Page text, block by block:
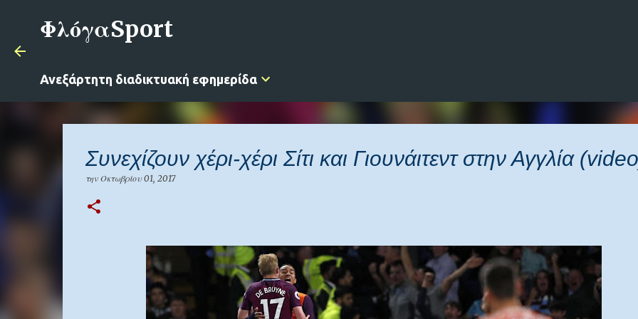
ΦλόγαSport
Ανεξάρτητη διαδικτυακή εφημερίδα
Συνεχίζουν χέρι-χέρι Σίτι και Γιουνάιτεντ στην Αγγλία
την Οκτωβρίου 01, 2017